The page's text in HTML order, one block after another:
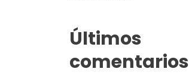
Últimos
comentarios